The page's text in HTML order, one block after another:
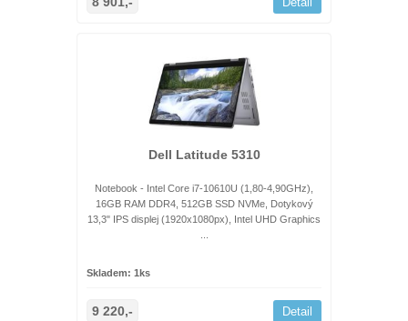
Dell Latitude 5310
Notebook - Intel Core i7-10610U (1,80-4,90GHz),
16GB RAM DDR4, 512GB SSD NVMe, Dotykový
13,3" IPS displej (1920x1080px), Intel UHD Graphics
Skladem: 1ks
9 220,- Detail